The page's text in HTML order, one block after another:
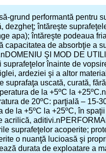
grund performantă pentru
întăreşte
apa); întăreşte podeaua
de absorbţie a
ŞI MOD DE
înainte de
ardeziei şi a altor
uscată, curată,
de la +5ºC la
de 20ºC: parţială – 15-
la +5ºC la +25ºC, în
suprafeţelor acoperite;
o nuanţă lucioasă şi
durata de exploatare a